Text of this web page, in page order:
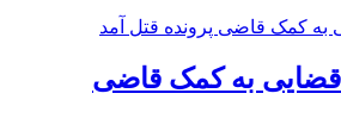
قضایی به کمک قاضی